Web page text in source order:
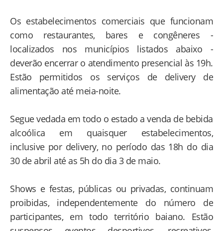
Os estabelecimentos comerciais que funcionam
como restaurantes, bares e congêneres -
localizados nos municípios listados abaixo -
deverão encerrar o atendimento presencial às 19h.
Estão permitidos os serviços de delivery de
alimentação até meia-noite.
Segue vedada em todo o estado a venda de bebida
alcoólica em quaisquer estabelecimentos,
inclusive por delivery, no período das 18h do dia
30 de abril até as 5h do dia 3 de maio.
Shows e festas, públicas ou privadas, continuam
proibidas, independentemente do número de
participantes, em todo território baiano. Estão